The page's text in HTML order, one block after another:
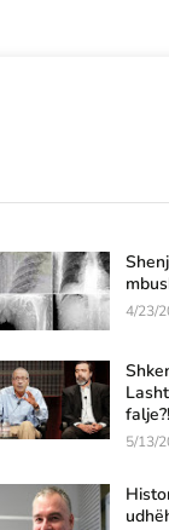
4/23/
falje?!
5/13/